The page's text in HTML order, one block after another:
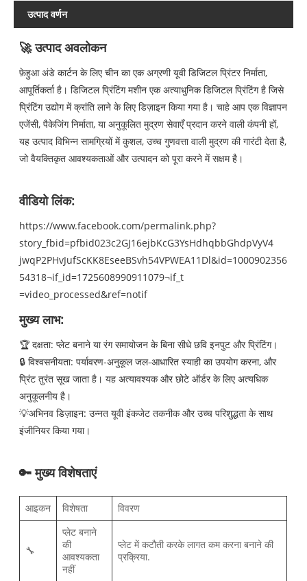
उत्पाद वर्णन
🚀 उत्पाद अवलोकन
फ़ेहुआ अंडे कार्टन के लिए चीन का एक अग्रणी यूवी डिजिटल प्रिंटर निर्माता,
आपूर्तिकर्ता है। डिजिटल प्रिंटिंग मशीन एक अत्याधुनिक डिजिटल प्रिंटिंग है जिसे
प्रिंटिंग उद्योग में क्रांति लाने के लिए डिज़ाइन किया गया है। चाहे आप एक विज्ञापन
एजेंसी, पैकेजिंग निर्माता, या अनुकूलित मुद्रण सेवाएँ प्रदान करने वाली कंपनी हों,
यह उत्पाद विभिन्न सामग्रियों में कुशल, उच्च गुणवत्ता वाली मुद्रण की गारंटी देता है,
जो वैयक्तिकृत आवश्यकताओं और उत्पादन को पूरा करने में सक्षम है।
वीडियो लिंक:
https://www.facebook.com/permalink.php?
story_fbid=pfbid023c2GJ16ejbKcG3YsHdhqbbGhdpVyV4
jwqP2PHvJufScKK8EseeBSvh54VPWEA11Dl&id=1000902356
54318¬if_id=1725608990911079¬if_t
=video_processed&ref=notif
मुख्य लाभ:
🏆 दक्षता: प्लेट बनाने या रंग समायोजन के बिना सीधे छवि इनपुट और प्रिंटिंग।
🔒 विश्वसनीयता: पर्यावरण-अनुकूल जल-आधारित स्याही का उपयोग करना, और
प्रिंट तुरंत सूख जाता है। यह अत्यावश्यक और छोटे ऑर्डर के लिए अत्यधिक
अनुकूलनीय है।
💡अभिनव डिज़ाइन: उन्नत यूवी इंकजेट तकनीक और उच्च परिशुद्धता के साथ
इंजीनियर किया गया।
🔑 मुख्य विशेषताएं
आइकन विशेषता विवरण
🔧
प्लेट बनाने
की
आवश्यकता
नहीं
प्लेट में कटौती करके लागत कम करना बनाने की
प्रक्रिया.